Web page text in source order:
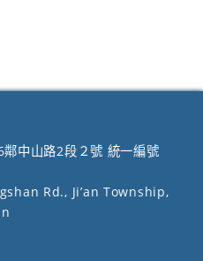
中山路2段２號 統一編號
Rd., Ji’an Township,